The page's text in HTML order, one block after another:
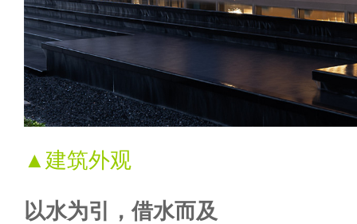
▲建筑外观
以水为引，借水而及